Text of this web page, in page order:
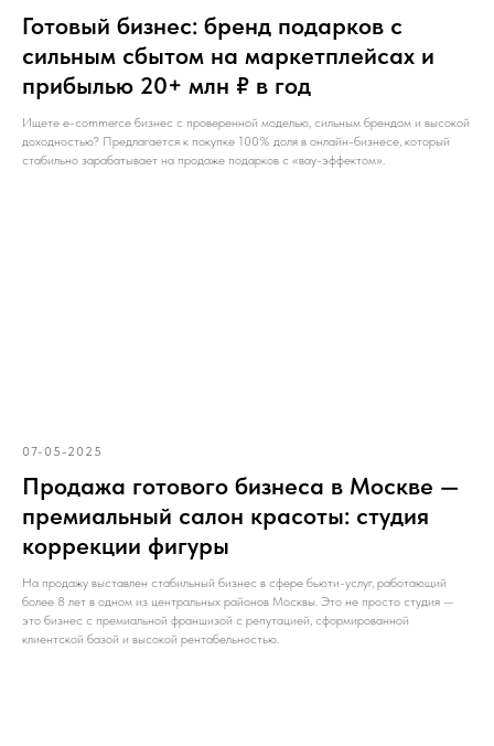
Готовый бизнес: бренд подарков с
сильным сбытом на маркетплейсах и
прибылью 20+ млн ₽ в год
Ищете e-commerce бизнес с проверенной моделью, сильным брендом и высокой
доходностью? Предлагается к покупке 100% доля в онлайн-бизнесе, который
стабильно зарабатывает на продаже подарков с «вау-эффектом».
07-05-2025
Продажа готового бизнеса в Москве —
премиальный салон красоты: студия
коррекции фигуры
На продажу выставлен стабильный бизнес в сфере бьюти-услуг, работающий
более 8 лет в одном из центральных районов Москвы. Это не просто студия —
это бизнес с премиальной франшизой с репутацией, сформированной
клиентской базой и высокой рентабельностью.